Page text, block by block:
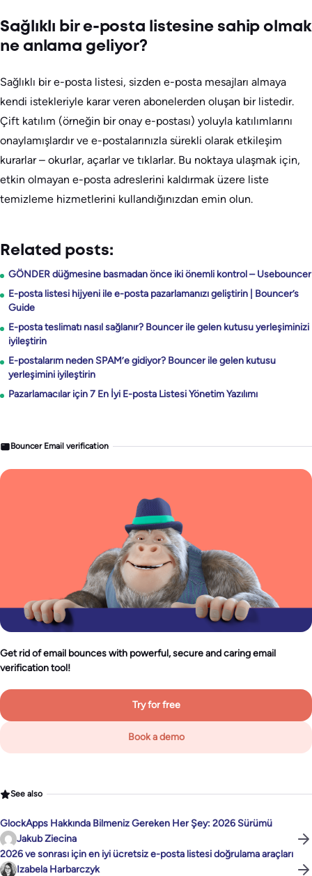
Sağlıklı bir e-posta listesine sahip olmak
ne anlama geliyor?
Sağlıklı bir e-posta listesi, sizden e-posta mesajları almaya
kendi istekleriyle karar veren abonelerden oluşan bir listedir.
Çift katılım (örneğin bir onay e-postası) yoluyla katılımlarını
onaylamışlardır ve e-postalarınızla sürekli olarak etkileşim
kurarlar – okurlar, açarlar ve tıklarlar. Bu noktaya ulaşmak için,
etkin olmayan e-posta adreslerini kaldırmak üzere liste
temizleme hizmetlerini kullandığınızdan emin olun.
Related posts:
GÖNDER düğmesine basmadan önce iki önemli kontrol – Usebouncer
E-posta listesi hijyeni ile e-posta pazarlamanızı geliştirin | Bouncer’s
Guide
E-posta teslimatı nasıl sağlanır? Bouncer ile gelen kutusu yerleşiminizi
iyileştirin
E-postalarım neden SPAM’e gidiyor? Bouncer ile gelen kutusu
yerleşimini iyileştirin
Pazarlamacılar için 7 En İyi E-posta Listesi Yönetim Yazılımı
Bouncer Email verification
Get rid of email bounces with powerful, secure and caring email
verification tool!
Try for free
Book a demo
See also
GlockApps Hakkında Bilmeniz Gereken Her Şey: 2026 Sürümü
Jakub Ziecina
2026 ve sonrası için en iyi ücretsiz e-posta listesi doğrulama araçları
Izabela Harbarczyk